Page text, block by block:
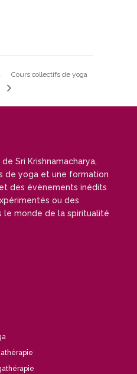
Cours collectifs de yoga
Sri Krishnamacharya,
de yoga et une formation
des évènements inédits
ou des
le monde de la spiritualité